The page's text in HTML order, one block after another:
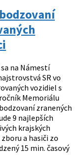
na Námestí
SR vo
vozidiel s
Memoriálu
zranených
9 najlepších
krajských
a hasiči zo
15 min. časový